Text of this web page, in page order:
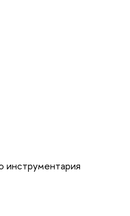
инструментария